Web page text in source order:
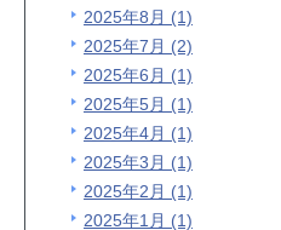
2025年8月 (1)
2025年7月 (2)
2025年6月 (1)
2025年5月 (1)
2025年4月 (1)
2025年3月 (1)
2025年2月 (1)
2025年1月 (1)